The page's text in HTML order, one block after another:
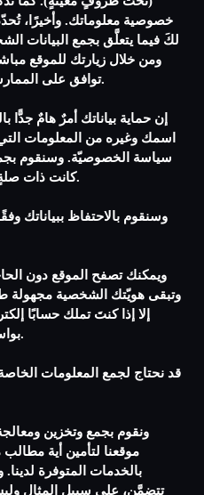
خصوصية معلوماتك. وأخيرًا،
لكَ فيما يتعلَّق بجمع البيانات
ومن خلال زيارتك للموقع
توافق على الممارسات الموضحة في هذه السياسة.
إن حماية بياناتك أمرٌ هامٌ جدًّا
اسمك وغيره من المعلومات
سياسة الخصوصيّة. وسنقوم
كانت ذات صلةٍ ضرورية مباشرةٍ بمعاملاتنا معكَ.
وسنقوم بالاحتفاظ ببياناتك
ويمكنك تصفح الموقع دون
وتبقى هويّتك الشخصية مجهولة
إلا إذا كنتَ تملك حسابًا
بواسطة اسم المستخدم وكلمة السرّ.
قد نحتاج لجمع المعلومات
ونقوم بجمع وتخزين
موقعنا لتأمين أية
بالخدمات المتوفرة